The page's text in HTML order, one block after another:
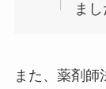
ま
また、薬剤